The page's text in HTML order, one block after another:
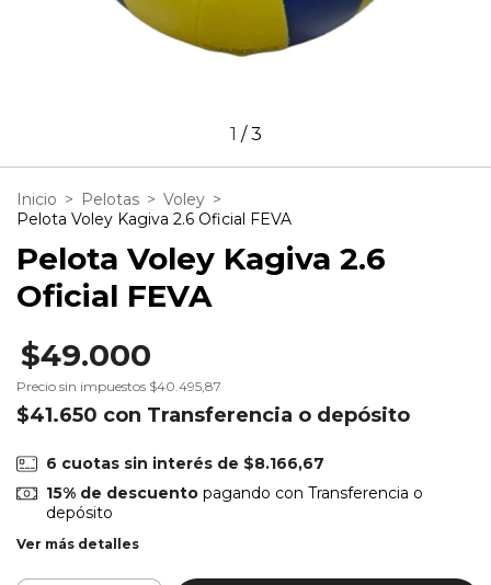
1 /3
Inicio > Pelotas > Voley >
Pelota Voley Kagiva 2.6 Oficial FEVA
Pelota Voley Kagiva 2.6
Oficial FEVA
$49.000
Precio sin impuestos $40.495,87
$41.650 con Transferencia o depósito
6 cuotas sin interés de $8.166,67
15% de descuentopagando con Transferencia o
depósito
Ver más detalles